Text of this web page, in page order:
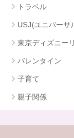
トラベル
USJ(ユニバーサ
東京ディズニー
バレンタイン
子育て
親子関係